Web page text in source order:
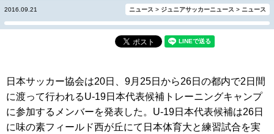
2016.09.21 ニュース > ジュニアサッカーニュース > ニュース
日本サッカー協会は20日、9月25日から26日の都内で2日間
に渡って行われるU-19日本代表候補トレーニングキャンプ
に参加するメンバーを発表した。U-19日本代表候補は26日
に味の素フィールド西が丘にて日本体育大と練習試合を実